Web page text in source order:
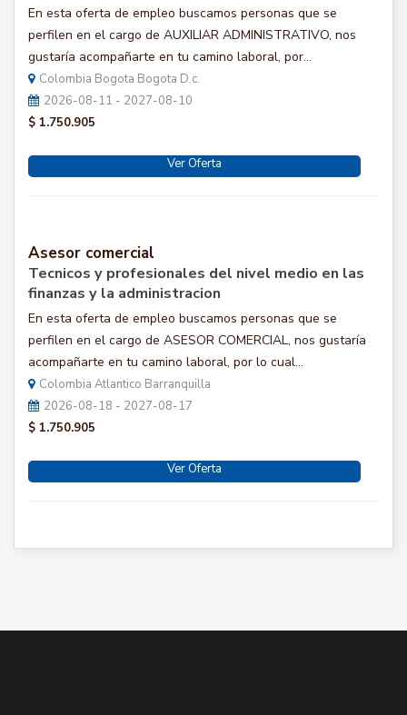
En esta oferta de empleo buscamos personas que se
perfilen en el cargo de AUXILIAR ADMINISTRATIVO, nos
gustaría acompañarte en tu camino laboral, por...
Colombia Bogota Bogota D.c.
2026-08-11 - 2027-08-10
$ 1.750.905
Ver Oferta
Asesor comercial
Tecnicos y profesionales del nivel medio en las
finanzas y la administracion
En esta oferta de empleo buscamos personas que se
perfilen en el cargo de ASESOR COMERCIAL, nos gustaría
acompañarte en tu camino laboral, por lo cual...
Colombia Atlantico Barranquilla
2026-08-18 - 2027-08-17
$ 1.750.905
Ver Oferta